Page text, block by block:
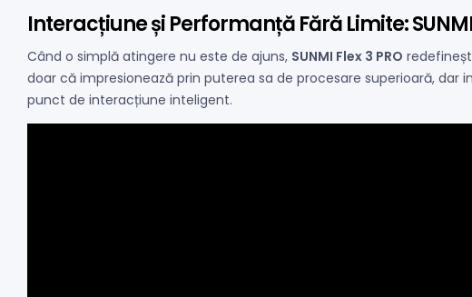
Interacțiune și Performanță Fără Limite: SUNMI
Când o simplă atingere nu este de ajuns, SUNMI Flex 3 PRO
doar că impresionează prin puterea sa de procesare superioară, dar
punct de interacțiune inteligent.